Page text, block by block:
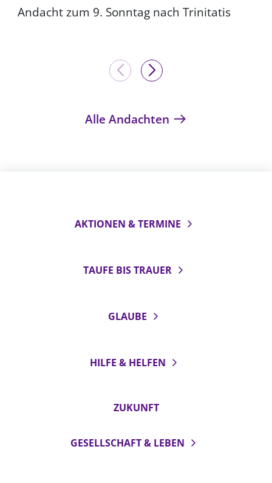
Andacht zum 9. Sonntag nach Trinitatis
Alle Andachten
AKTIONEN & TERMINE
TAUFE BIS TRAUER
GLAUBE
HILFE & HELFEN
ZUKUNFT
GESELLSCHAFT & LEBEN